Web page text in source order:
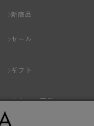
新商品
セール
ギフト
スタッフ募集